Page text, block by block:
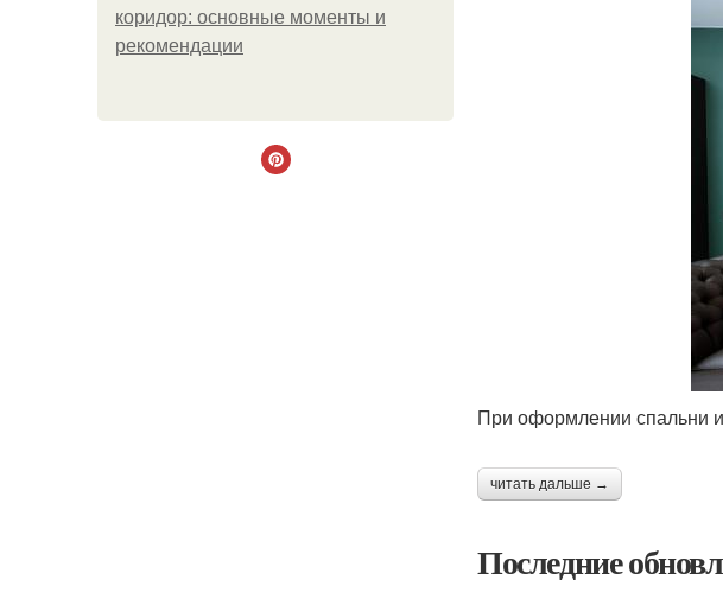
коридор: основные моменты и
рекомендации
При оформлении спальни
читать дальше →
Последние